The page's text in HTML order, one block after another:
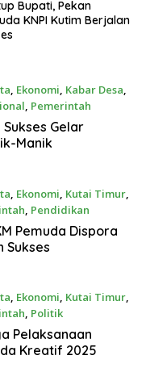
Bupati, Pekan
KNPI Kutim Berjalan
, Ekonomi, Kabar Desa,
, Pemerintah
Gelar
Manik
, Ekonomi, Kutai Timur,
, Pendidikan
Pemuda Dispora
Sukses
, Ekonomi, Kutai Timur,
, Politik
Pelaksanaan
Kreatif 2025